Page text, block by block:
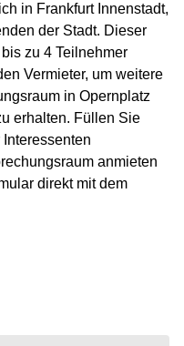
in Frankfurt Innenstadt,
der Stadt. Dieser
zu 4 Teilnehmer
Vermieter, um weitere
in Opernplatz
erhalten. Füllen Sie
anmieten
direkt mit dem